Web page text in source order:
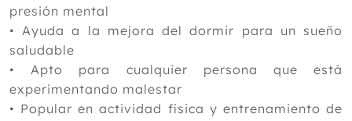
presión mental
• Ayuda a la mejora del dormir para un sueño
saludable
•
Apto para cualquier persona que está
experimentando malestar
• Popular en actividad física y entrenamiento de